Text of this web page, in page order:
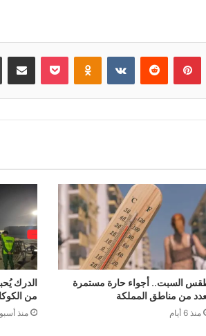
بينتيريست Odnoklassniki
بوكيت
السبت.. أجواء حارة مستمرة
من مناطق المملكة
منذ 6 أيام
الدرك
من
منذ